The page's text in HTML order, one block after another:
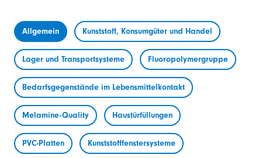
Allgemein Kunststoff, Konsumgüter und Handel
Lager und Transportsysteme Fluoropolymergruppe
Bedarfsgegenstände im Lebensmittelkontakt
Melamine-Quality Haustürfüllungen
PVC-Platten Kunststofffenstersysteme